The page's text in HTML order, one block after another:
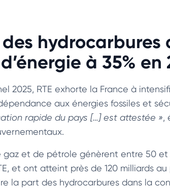
hydrocarbures
à 35% en
2025, RTE exhorte la France à
aux énergies fossiles et
rapide du pays […] est attestée »,
gaz et de pétrole génèrent entre 50 et
et ont atteint près de 120 milliards
la part des hydrocarbures dans la